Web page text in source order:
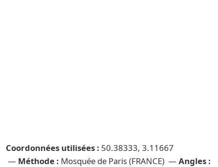
Coordonnées utilisées : 50.38333, 3.11667
— Méthode : Mosquée de Paris (FRANCE) — Angles :